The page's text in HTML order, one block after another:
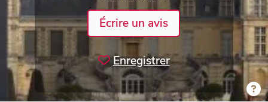
Écrire un avis
Enregistrer